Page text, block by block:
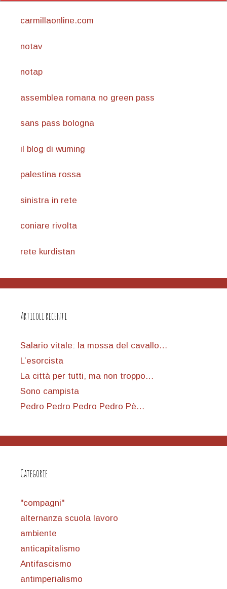
carmillaonline.com
notav
notap
assemblea romana no green pass
sans pass bologna
il blog di wuming
palestina rossa
sinistra in rete
coniare rivolta
rete kurdistan
Articoli recenti
Salario vitale: la mossa del cavallo…
L’esorcista
La città per tutti, ma non troppo…
Sono campista
Pedro Pedro Pedro Pedro Pè…
Categorie
"compagni"
alternanza scuola lavoro
ambiente
anticapitalismo
Antifascismo
antimperialismo